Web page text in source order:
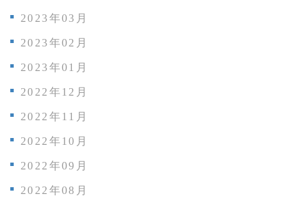
2023年03月
2023年02月
2023年01月
2022年12月
2022年11月
2022年10月
2022年09月
2022年08月